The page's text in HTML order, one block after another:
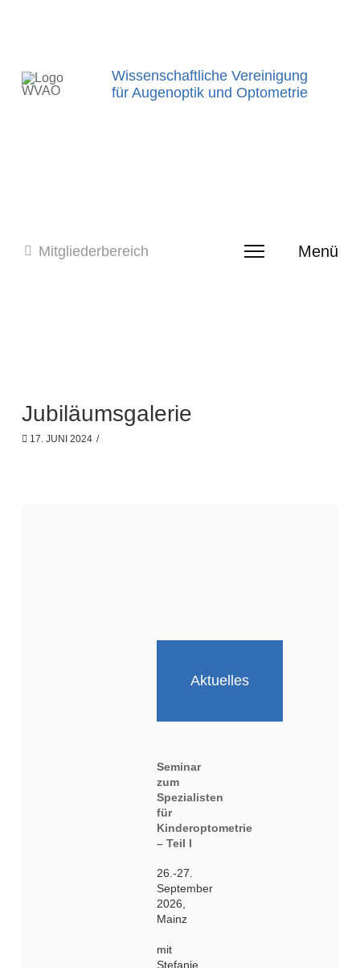
Wissenschaftliche Vereinigung
für Augenoptik und Optometrie
Mitgliederbereich Menü
Jubiläumsgalerie
17. JUNI 2024
Aktuelles
Seminar
zum
Spezialisten
für
Kinderoptometrie
– Teil I
26.-27.
September
2026,
Mainz
mit
Stefanie